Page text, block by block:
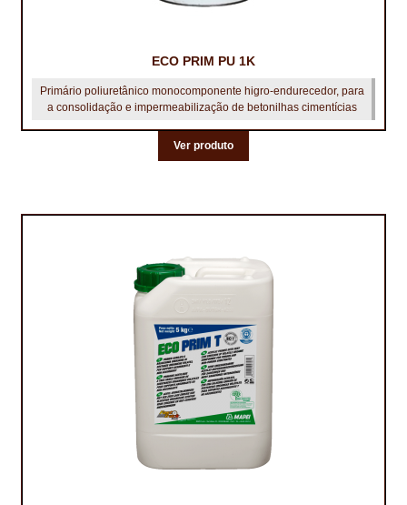
ECO PRIM PU 1K
Primário poliuretânico monocomponente higro-endurecedor, para
a consolidação e impermeabilização de betonilhas cimentícias
Ver produto